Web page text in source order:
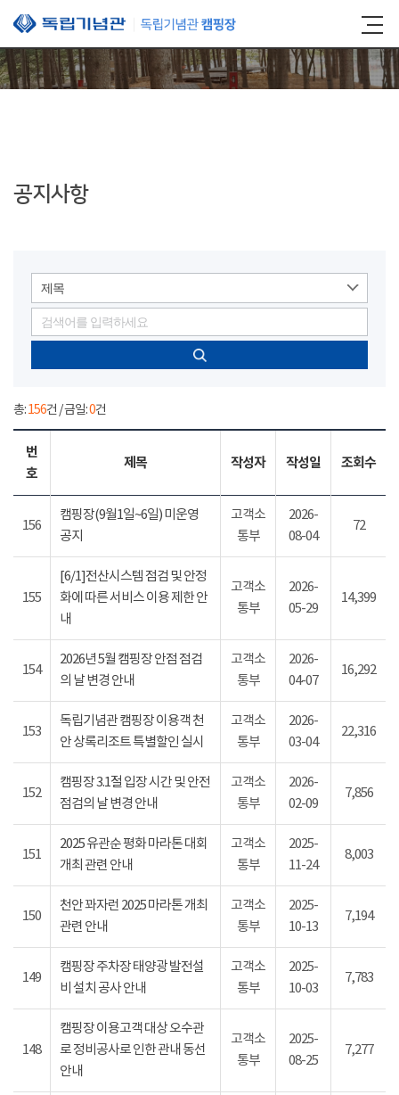
본문 바로가기
공지사항
제목
총:156건 / 금일:0건
번
호
제목 작성자 작성일 조회수
156
캠핑장(9월1일~6일) 미운영
공지
고객소
통부
2026-
08-04
72
155
[6/1]전산시스템 점검 및 안정
화에 따른 서비스 이용 제한 안
내
고객소
통부
2026-
05-29
14,399
154
2026년 5월 캠핑장 안점 점검
의 날 변경 안내
고객소
통부
2026-
04-07
16,292
153
독립기념관 캠핑장 이용객 천
안 상록리조트 특별할인 실시
고객소
통부
2026-
03-04
22,316
152
캠핑장 3.1절 입장 시간 및 안전
점검의 날 변경 안내
고객소
통부
2026-
02-09
7,856
151
2025 유관순 평화 마라톤 대회
개최 관련 안내
고객소
통부
2025-
11-24
8,003
150
천안 꽈자런 2025 마라톤 개최
관련 안내
고객소
통부
2025-
10-13
7,194
149
캠핑장 주차장 태양광 발전설
비 설치 공사 안내
고객소
통부
2025-
10-03
7,783
148
캠핑장 이용고객 대상 오수관
로 정비공사로 인한 관내 동선
안내
고객소
통부
2025-
08-25
7,277